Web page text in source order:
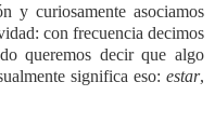
y curiosamente asociamos
con frecuencia decimos
queremos decir que algo
significa eso: estar,